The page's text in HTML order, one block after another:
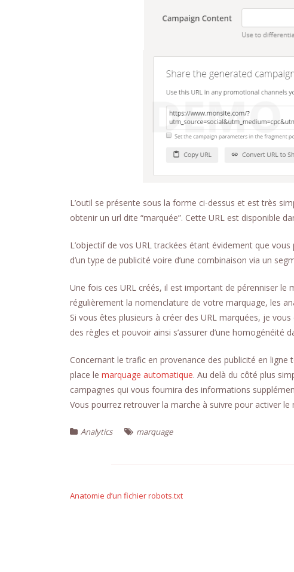
L’outil se présente sous la forme ci-dessus et est très
obtenir un url dite “marquée”. Cette URL est disponible
L’objectif de vos URL trackées étant évidement que
d’un type de publicité voire d’une combinaison via un
Une fois ces URL créés, il est important de pérenniser le
régulièrement la nomenclature de votre marquage, les
Si vous êtes plusieurs à créer des URL marquées, je
des règles et pouvoir ainsi s’assurer d’une homogénéité
Concernant le trafic en provenance des publicité en
place le marquage automatique. Au delà du côté plus
campagnes qui vous fournira des informations
Vous pourrez retrouver la marche à suivre pour activer le
Analytics marquage
de
Anatomie d’un fichier robots.txt